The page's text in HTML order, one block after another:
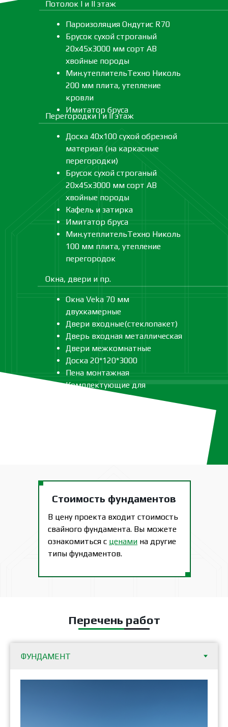
Потолок I и II этаж
Пароизоляция Ондутис R70
Брусок сухой строганый
20х45х3000 мм сорт АВ
хвойные породы
Мин.утеплительТехно Николь
200 мм плита, утепление
кровли
Имитатор бруса
Перегородки I и II этаж
Доска 40х100 сухой обрезной
материал (на каркасные
перегородки)
Брусок сухой строганый
20х45х3000 мм сорт АВ
хвойные породы
Кафель и затирка
Имитатор бруса
Мин.утеплительТехно Николь
100 мм плита, утепление
перегородок
Окна, двери и пр.
Окна Veka 70 мм
двухкамерные
Двери входные(стеклопакет)
Дверь входная металлическая
Двери межкомнатные
Доска 20*120*3000
Пена монтажная
Комплектующие для
В цену проекта входит стоимость
свайного фундамента. Вы можете
ознакомиться с ценами на другие
типы фундаментов.
Стоимость фундаментов
Перечень работ